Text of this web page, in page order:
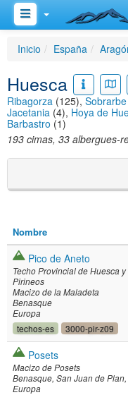
Inicio España
Huesca
Ribagorza (125), Sobrarbe
Jacetania (4), Hoya de
Barbastro (1)
193 cimas, 33 albergues-
Nombre
Pico de Aneto
Techo Provincial de Huesca
Pirineos
Macizo de la Maladeta
Benasque
Europa
techos-es 3000-pir-z09
Posets
Macizo de Posets
Benasque San Juan de Plan
Europa